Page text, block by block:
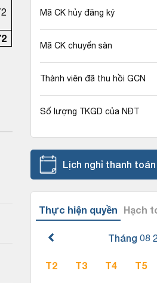
Mã CK hủy đăng ký
Mã CK chuyển sàn
Thành viên đã thu hồi GCN
Số lượng TKGD của NĐT
Lịch nghỉ thanh toán
Thực hiện quyền Hạch
Tháng 08
T2 T3 T4 T5